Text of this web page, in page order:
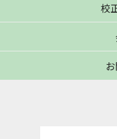
校
校